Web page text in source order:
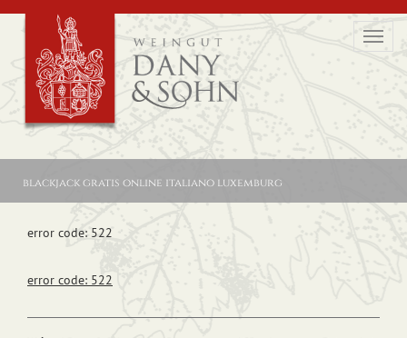
blackjack gratis online italiano luxemburg
error code: 522
error code: 522